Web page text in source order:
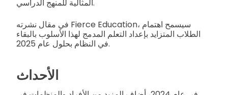
المثالية للمنهج الدراسي.
في مقال نشرته Fierce Education، سيسمح اهتمام
الطلاب المتزايد بإعداد التعلم المدمج لهذا الأسلوب بالبقاء
في النظام بحلول عام 2025.
الأحداث